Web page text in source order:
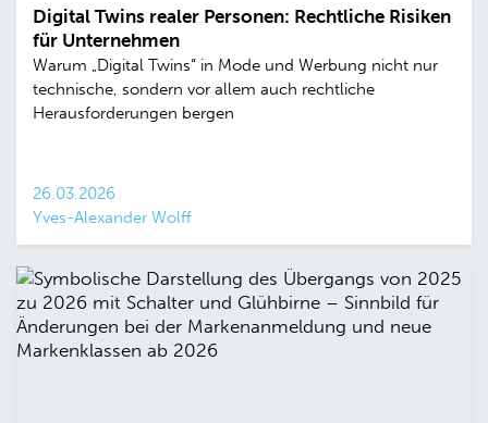
Digital Twins realer Personen: Rechtliche Risiken
für Unternehmen
Warum „Digital Twins“ in Mode und Werbung nicht nur
technische, sondern vor allem auch rechtliche
Herausforderungen bergen
26.03.2026
Yves-Alexander Wolff